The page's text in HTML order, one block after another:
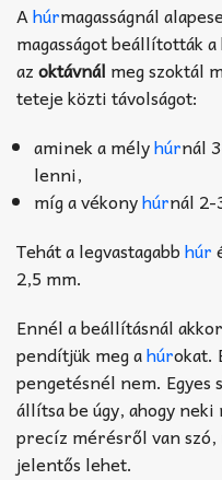
Ahúrmagasságnál
magasságot beállították
azoktávnál meg szoktál
teteje közti távolságot:
aminek a mélyhúrnál
lenni,
míg a vékonyhúrnál
Tehát a legvastagabbhúr
2,5 mm.
Ennél a beállításnál
pendítjük meg ahúrokat.
pengetésnél nem.
állítsa be úgy, ahogy
precíz mérésről van
jelentős lehet.